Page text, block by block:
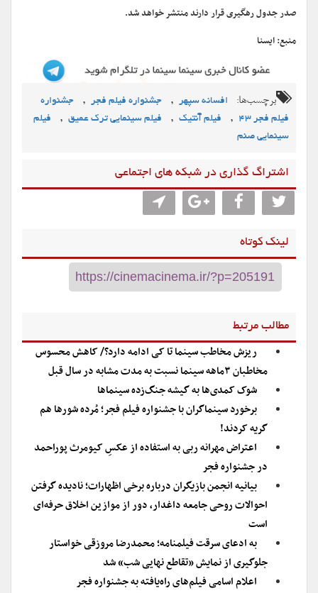
صدر جدول رهگیری قرار دارند منتشر خواهد شد.
منبع: ایسنا
برچسب‌ها: افسانه سپهر , جشنواره فیلم فجر ,
جشنواره
فیلم فجر 43
, فیلم آنتیک , فیلم سینمایی ترک عمیق ,
فیلم
سینمایی صنم
اشتراگ گذاری در شبکه های اجتماعی
لینک کوتاه
مطالب مرتبط
ریزش مخاطب سینما تا کی ادامه دارد؟/ کاهش محسوس
مخاطبان ۳ماهه سینما نسبت به مدت مشابه در سال قبل
شوک کمدی‌ها به گیشه جنگ‌زده سینماها
برخورد سینماگران با جشنواره فیلم فجر؛ مُرده شورها هم
گریه کردند!
اعتراض مهرانه ربی به استفاده از عکسِ کیومرث پوراحمد
در جشنواره فجر
بیانیه انجمن بازیگران درباره برخی اظهارات؛ نادیده گرفتن
احوالات روحی جامعه داغدار، دور از موازین اخلاق حرفه‌ای
است
به ادعای سرقت فیلمنامه؛ محمدرضا مروزقی خواستار
جلوگیری از نمایش «تقاطع نهایی شب» شد
اعلام اسامی فیلم‌های راه‌یافته به جشنواره فجر